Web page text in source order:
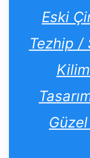
Eski
Tezhip /